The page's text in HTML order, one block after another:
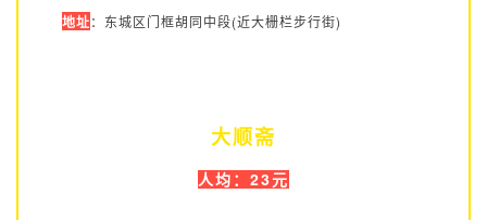
地址：东城区门框胡同中段(近大栅栏步行街)
大顺斋
人均：23元